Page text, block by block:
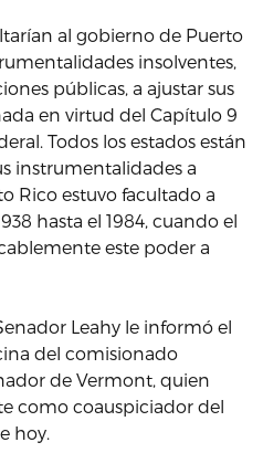
al gobierno de Puerto
insolventes,
públicas, a ajustar sus
en virtud del Capítulo 9
Todos los estados están
instrumentalidades a
Rico estuvo facultado a
hasta el 1984, cuando el
este poder a
Leahy le informó el
del comisionado
de Vermont, quien
como coauspiciador del
hoy.